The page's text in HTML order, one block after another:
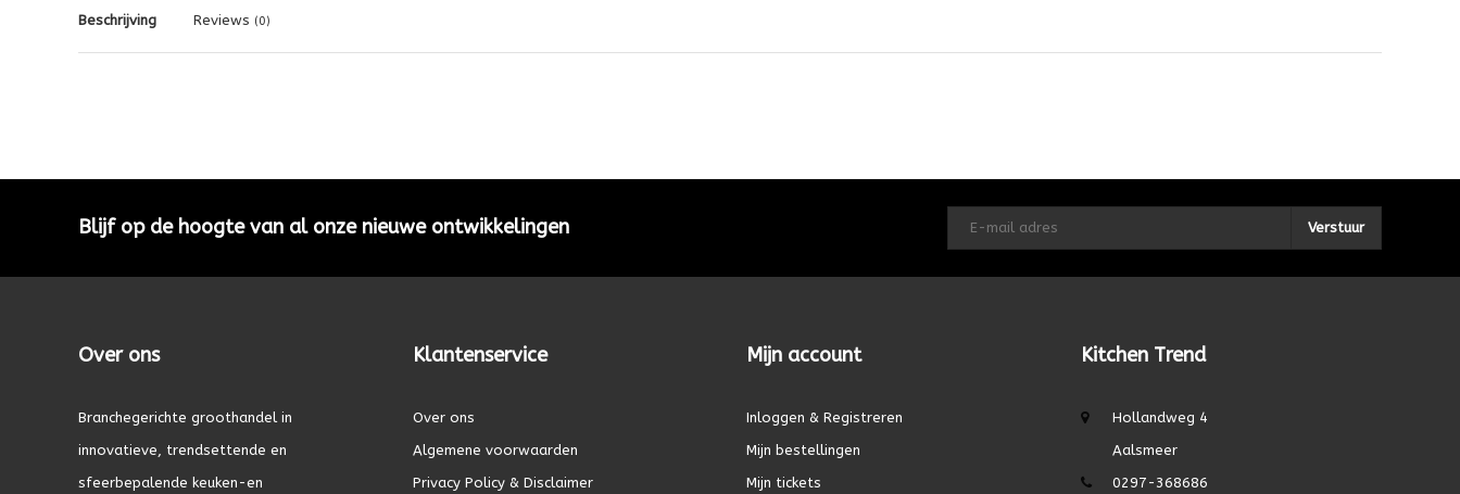
Beschrijving Reviews (0)
Blijf op de hoogte van al onze nieuwe ontwikkelingen Verstuur
Over ons
Branchegerichte groothandel in
innovatieve, trendsettende en
sfeerbepalende keuken-en
Klantenservice
Over ons
Algemene voorwaarden
Privacy Policy & Disclaimer
Mijn account
Inloggen & Registreren
Mijn bestellingen
Mijn tickets
Kitchen Trend
Hollandweg 4
Aalsmeer
0297-368686